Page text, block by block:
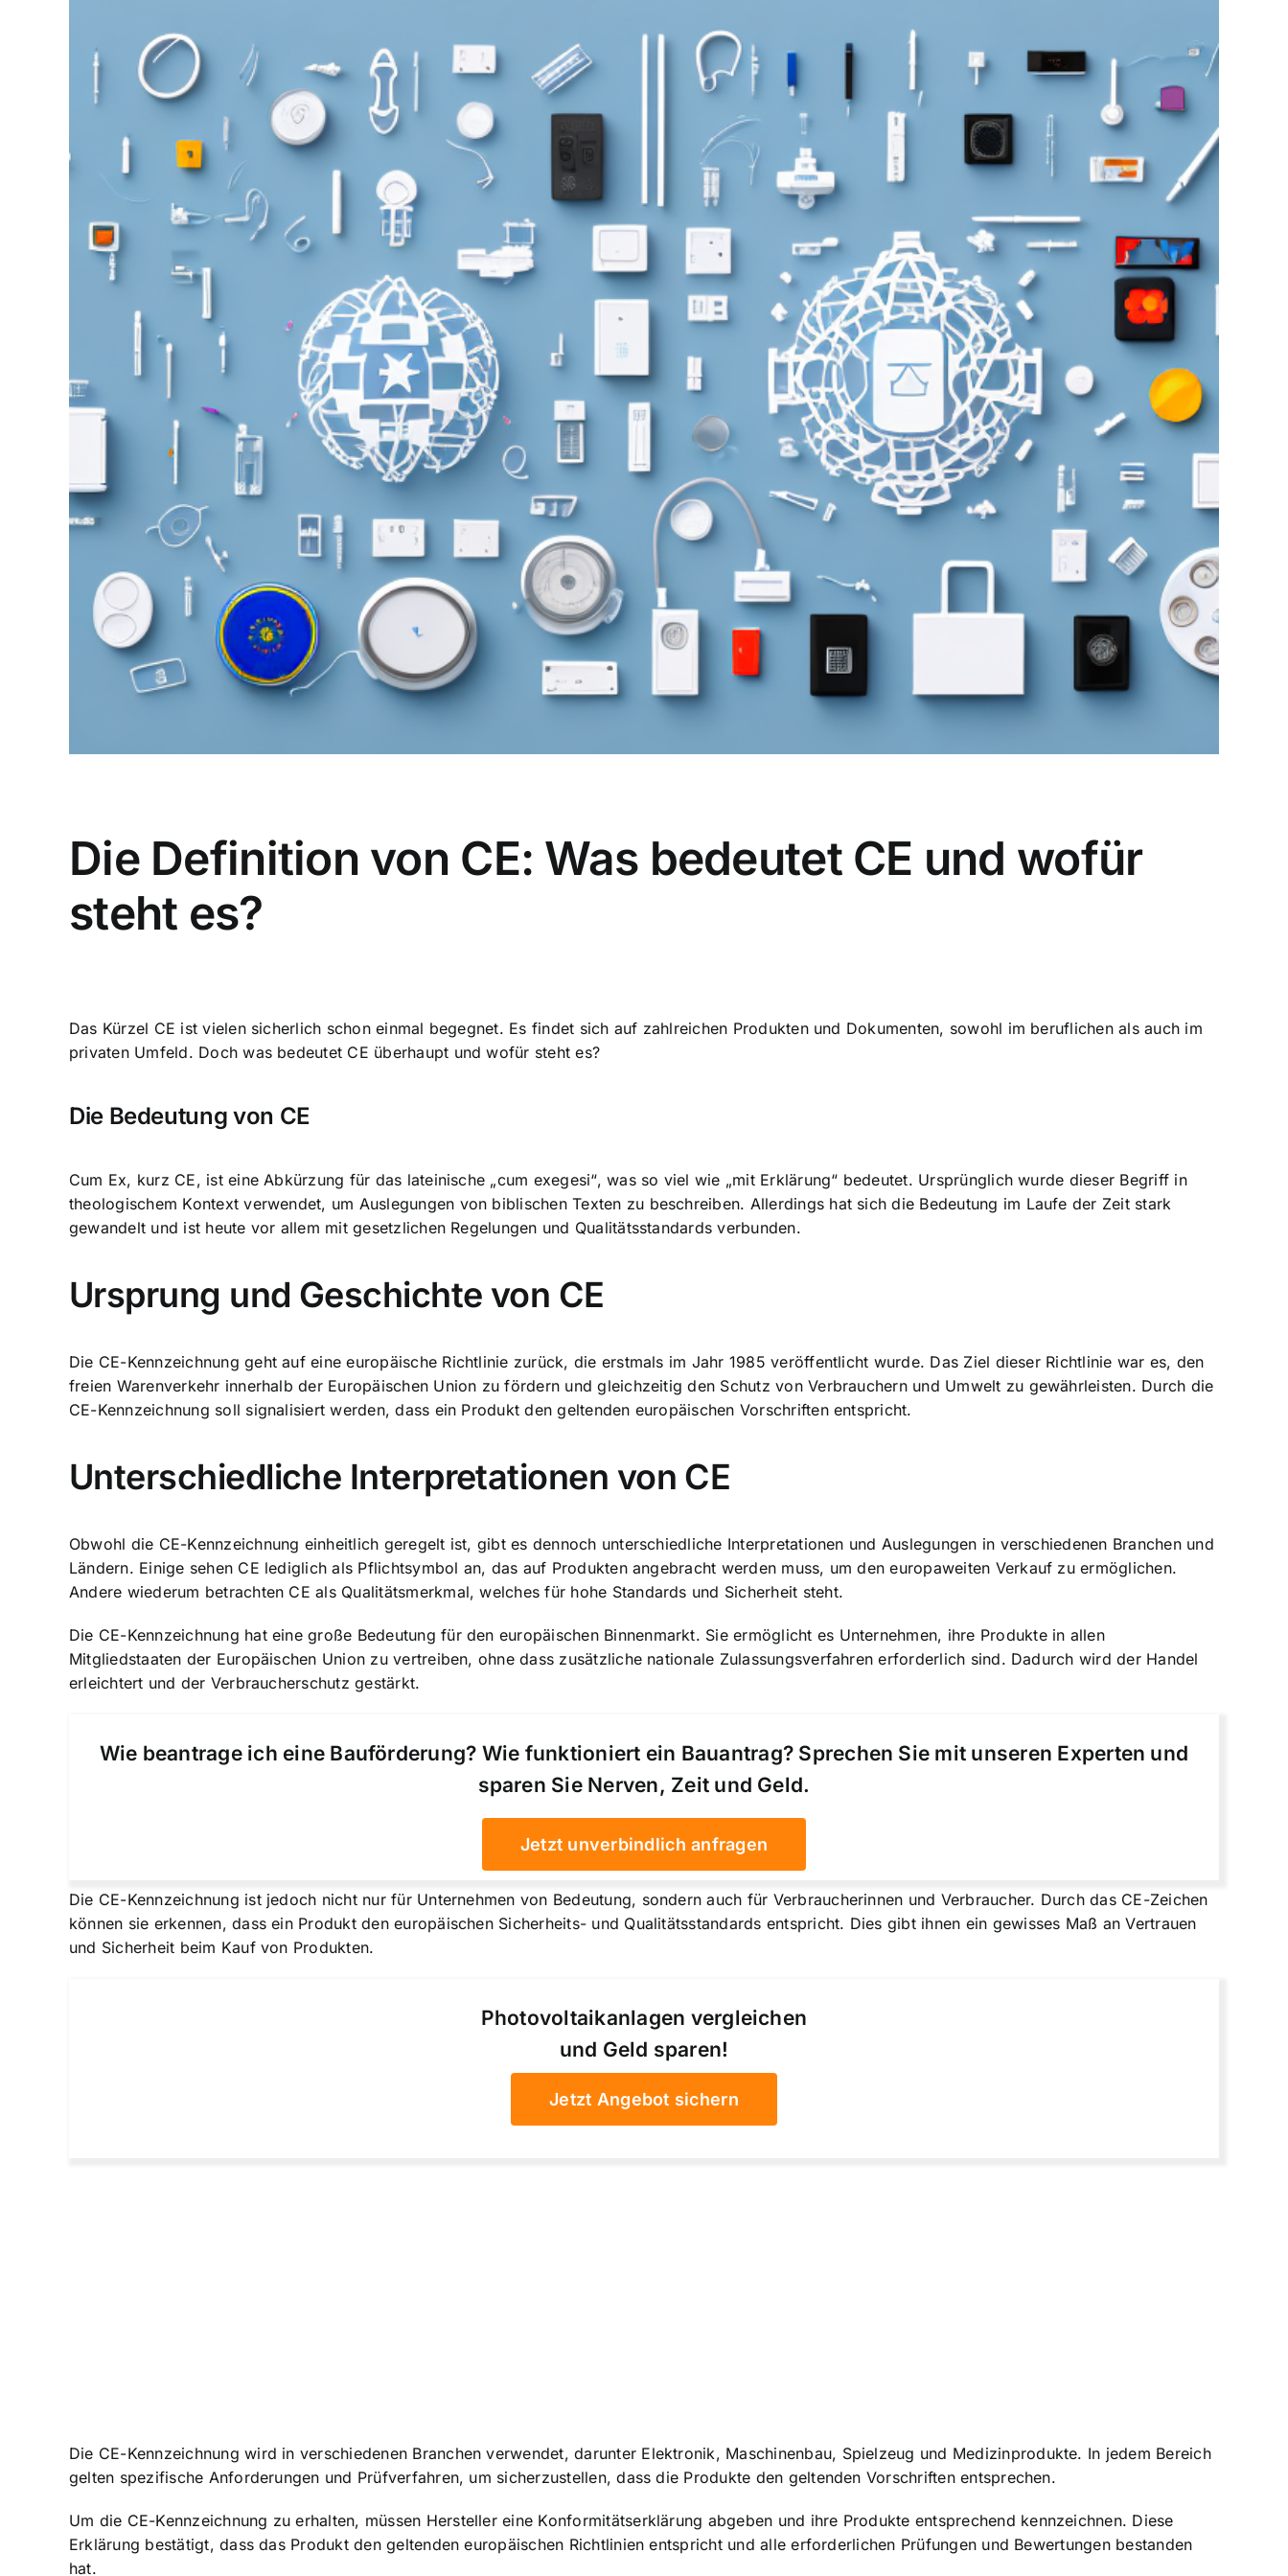
Die Definition von CE: Was bedeutet CE und wofür
steht es?
Das Kürzel CE ist vielen sicherlich schon einmal begegnet. Es findet sich auf zahlreichen Produkten und Dokumenten, sowohl im beruflichen als auch im
privaten Umfeld. Doch was bedeutet CE überhaupt und wofür steht es?
Die Bedeutung von CE
Cum Ex, kurz CE, ist eine Abkürzung für das lateinische „cum exegesi“, was so viel wie „mit Erklärung“ bedeutet. Ursprünglich wurde dieser Begriff in
theologischem Kontext verwendet, um Auslegungen von biblischen Texten zu beschreiben. Allerdings hat sich die Bedeutung im Laufe der Zeit stark
gewandelt und ist heute vor allem mit gesetzlichen Regelungen und Qualitätsstandards verbunden.
Ursprung und Geschichte von CE
Die CE-Kennzeichnung geht auf eine europäische Richtlinie zurück, die erstmals im Jahr 1985 veröffentlicht wurde. Das Ziel dieser Richtlinie war es, den
freien Warenverkehr innerhalb der Europäischen Union zu fördern und gleichzeitig den Schutz von Verbrauchern und Umwelt zu gewährleisten. Durch die
CE-Kennzeichnung soll signalisiert werden, dass ein Produkt den geltenden europäischen Vorschriften entspricht.
Unterschiedliche Interpretationen von CE
Obwohl die CE-Kennzeichnung einheitlich geregelt ist, gibt es dennoch unterschiedliche Interpretationen und Auslegungen in verschiedenen Branchen und
Ländern. Einige sehen CE lediglich als Pflichtsymbol an, das auf Produkten angebracht werden muss, um den europaweiten Verkauf zu ermöglichen.
Andere wiederum betrachten CE als Qualitätsmerkmal, welches für hohe Standards und Sicherheit steht.
Die CE-Kennzeichnung hat eine große Bedeutung für den europäischen Binnenmarkt. Sie ermöglicht es Unternehmen, ihre Produkte in allen
Mitgliedstaaten der Europäischen Union zu vertreiben, ohne dass zusätzliche nationale Zulassungsverfahren erforderlich sind. Dadurch wird der Handel
erleichtert und der Verbraucherschutz gestärkt.
Wie beantrage ich eine Bauförderung? Wie funktioniert ein Bauantrag? Sprechen Sie mit unseren Experten und
sparen Sie Nerven, Zeit und Geld.
Jetzt unverbindlich anfragen
Die CE-Kennzeichnung ist jedoch nicht nur für Unternehmen von Bedeutung, sondern auch für Verbraucherinnen und Verbraucher. Durch das CE-Zeichen
können sie erkennen, dass ein Produkt deneuropäischen Sicherheits- und Qualitätsstandards entspricht. Dies gibt ihnen ein gewisses Maß an Vertrauen
und Sicherheit beim Kauf von Produkten.
Photovoltaikanlagen vergleichen
und Geld sparen!
Jetzt Angebot sichern
Die CE-Kennzeichnung wird in verschiedenen Branchen verwendet, darunter Elektronik, Maschinenbau, Spielzeug und Medizinprodukte. In jedem Bereich
gelten spezifische Anforderungen und Prüfverfahren, um sicherzustellen, dass die Produkte den geltenden Vorschriften entsprechen.
Um die CE-Kennzeichnung zu erhalten, müssen Hersteller eine Konformitätserklärung abgeben und ihre Produkte entsprechend kennzeichnen. Diese
Erklärung bestätigt, dass das Produkt den geltenden europäischen Richtlinien entspricht und alle erforderlichen Prüfungen und Bewertungen bestanden
hat.